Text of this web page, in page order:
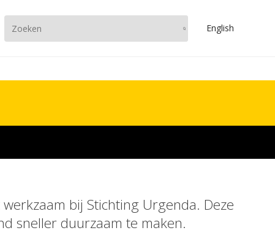
English
bij Stichting Urgenda. Deze
sneller duurzaam te maken.